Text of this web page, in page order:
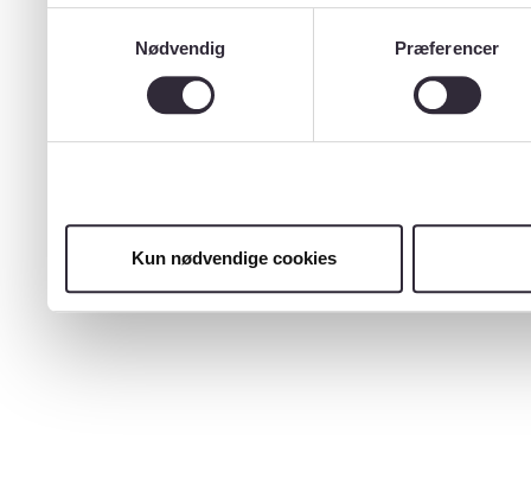
Nødvendig
Præferencer
Kun nødvendige cookies